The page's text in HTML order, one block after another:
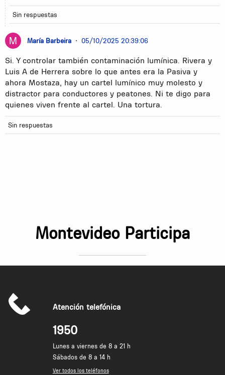
Sin respuestas
María Barbeira • 05/10/2025 20:39:06
Si. Y controlar también contaminación lumínica. Rivera y
Luis A de Herrera sobre lo que antes era la Pasiva y
ahora Mostaza, hay un cartel lumínico muy molesto y
distractor para conductores y peatones. Ni te digo para
quienes viven frente al cartel. Una tortura.
Sin respuestas
Montevideo Participa
Atención telefónica
1950
Lunes a viernes de 8 a 21 h
Sábados de 8 a 14 h
Ver todos los teléfonos